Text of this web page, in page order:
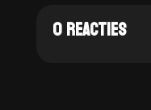
0 REACTIES